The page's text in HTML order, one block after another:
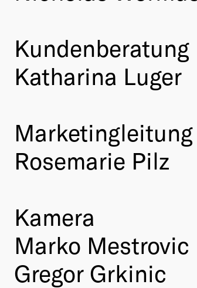
Kundenberatung
Katharina Luger
Marketingleitung
Rosemarie Pilz
Kamera
Marko Mestrovic
Gregor Grkinic